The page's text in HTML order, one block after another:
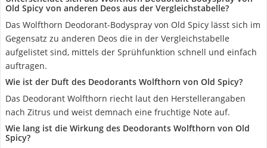
Old Spicy von anderen Deos aus der Vergleichstabelle?
Das Wolfthorn Deodorant-Bodyspray von Old Spicy lässt sich im
Gegensatz zu anderen Deos die in der Vergleichstabelle
aufgelistet sind, mittels der Sprühfunktion schnell und einfach
auftragen.
Wie ist der Duft des Deodorants Wolfthorn von Old Spicy?
Das Deodorant Wolfthorn riecht laut den Herstellerangaben
nach Zitrus und weist demnach eine fruchtige Note auf.
Wie lang ist die Wirkung des Deodorants Wolfthorn von Old
Spicy?